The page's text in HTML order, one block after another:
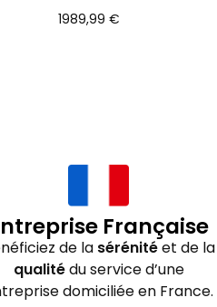
1989,99€
Française
de la sérénitéet de la
qualitédu service d’une
domiciliée en France.